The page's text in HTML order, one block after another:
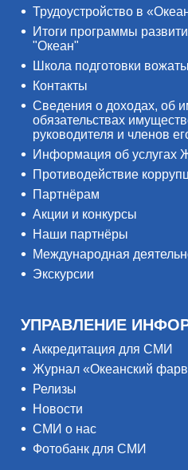
Трудоустройство в
Итоги программы
"Океан"
Школа подготовки
Контакты
Сведения о доходах, об
обязательствах
руководителя и членов
Информация об услугах
Противодействие
Партнёрам
Акции и конкурсы
Наши партнёры
Международная
Экскурсии
УПРАВЛЕНИЕ
Аккредитация для СМИ
Журнал «Океанский
Релизы
Новости
СМИ о нас
Фотобанк для СМИ